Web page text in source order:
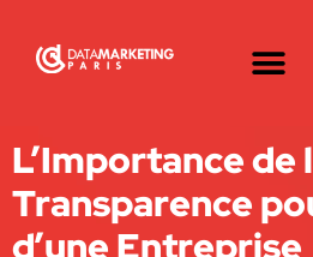
L’Importance de
Transparence
d’une Entreprise